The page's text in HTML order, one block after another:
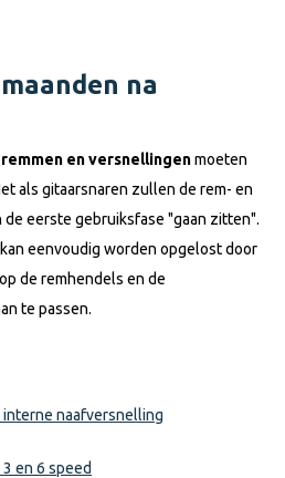
na
remmen en versnellingenmoeten
als gitaarsnaren zullen de rem- en
eerste gebruiksfase "gaan zitten".
eenvoudig worden opgelost door
de remhendels en de
te passen.
naafversnelling
en 6 speed